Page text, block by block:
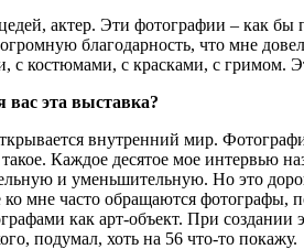
актер. Эти фотографии – как
благодарность, что мне
с костюмами, с красками, с гримом.
вас эта выставка?
внутренний мир.
Каждое десятое мое интервью
и уменьшительную. Но это
ко мне часто обращаются фотографы,
как арт-объект. При
подумал, хоть на 56 что-то покажу.